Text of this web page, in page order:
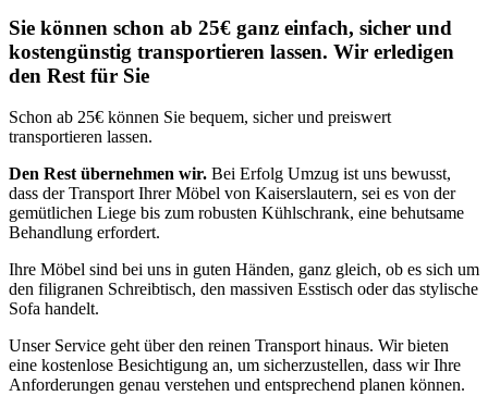
Sie können schon ab 25€ ganz einfach, sicher und
kostengünstig transportieren lassen. Wir erledigen
den Rest für Sie
Schon ab 25€ können Sie bequem, sicher und preiswert
transportieren lassen.
Den Rest übernehmen wir. Bei Erfolg Umzug ist uns bewusst,
dass der Transport Ihrer Möbel von Kaiserslautern, sei es von der
gemütlichen Liege bis zum robusten Kühlschrank, eine behutsame
Behandlung erfordert.
Ihre Möbel sind bei uns in guten Händen, ganz gleich, ob es sich um
den filigranen Schreibtisch, den massiven Esstisch oder das stylische
Sofa handelt.
Unser Service geht über den reinen Transport hinaus. Wir bieten
eine kostenlose Besichtigung an, um sicherzustellen, dass wir Ihre
Anforderungen genau verstehen und entsprechend planen können.